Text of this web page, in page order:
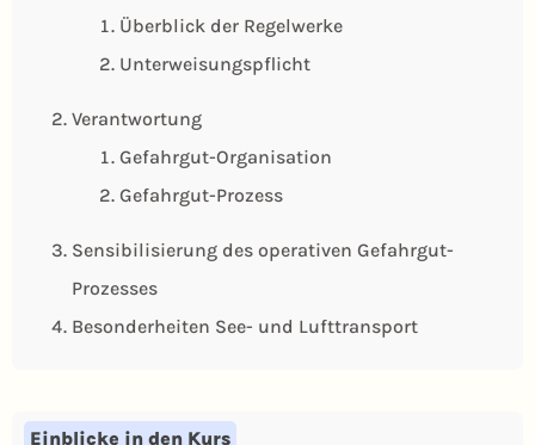
Überblick der Regelwerke
Unterweisungspflicht
Verantwortung
Gefahrgut-Organisation
Gefahrgut-Prozess
Sensibilisierung des operativen Gefahrgut-
Prozesses
Besonderheiten See- und Lufttransport
Einblicke in den Kurs